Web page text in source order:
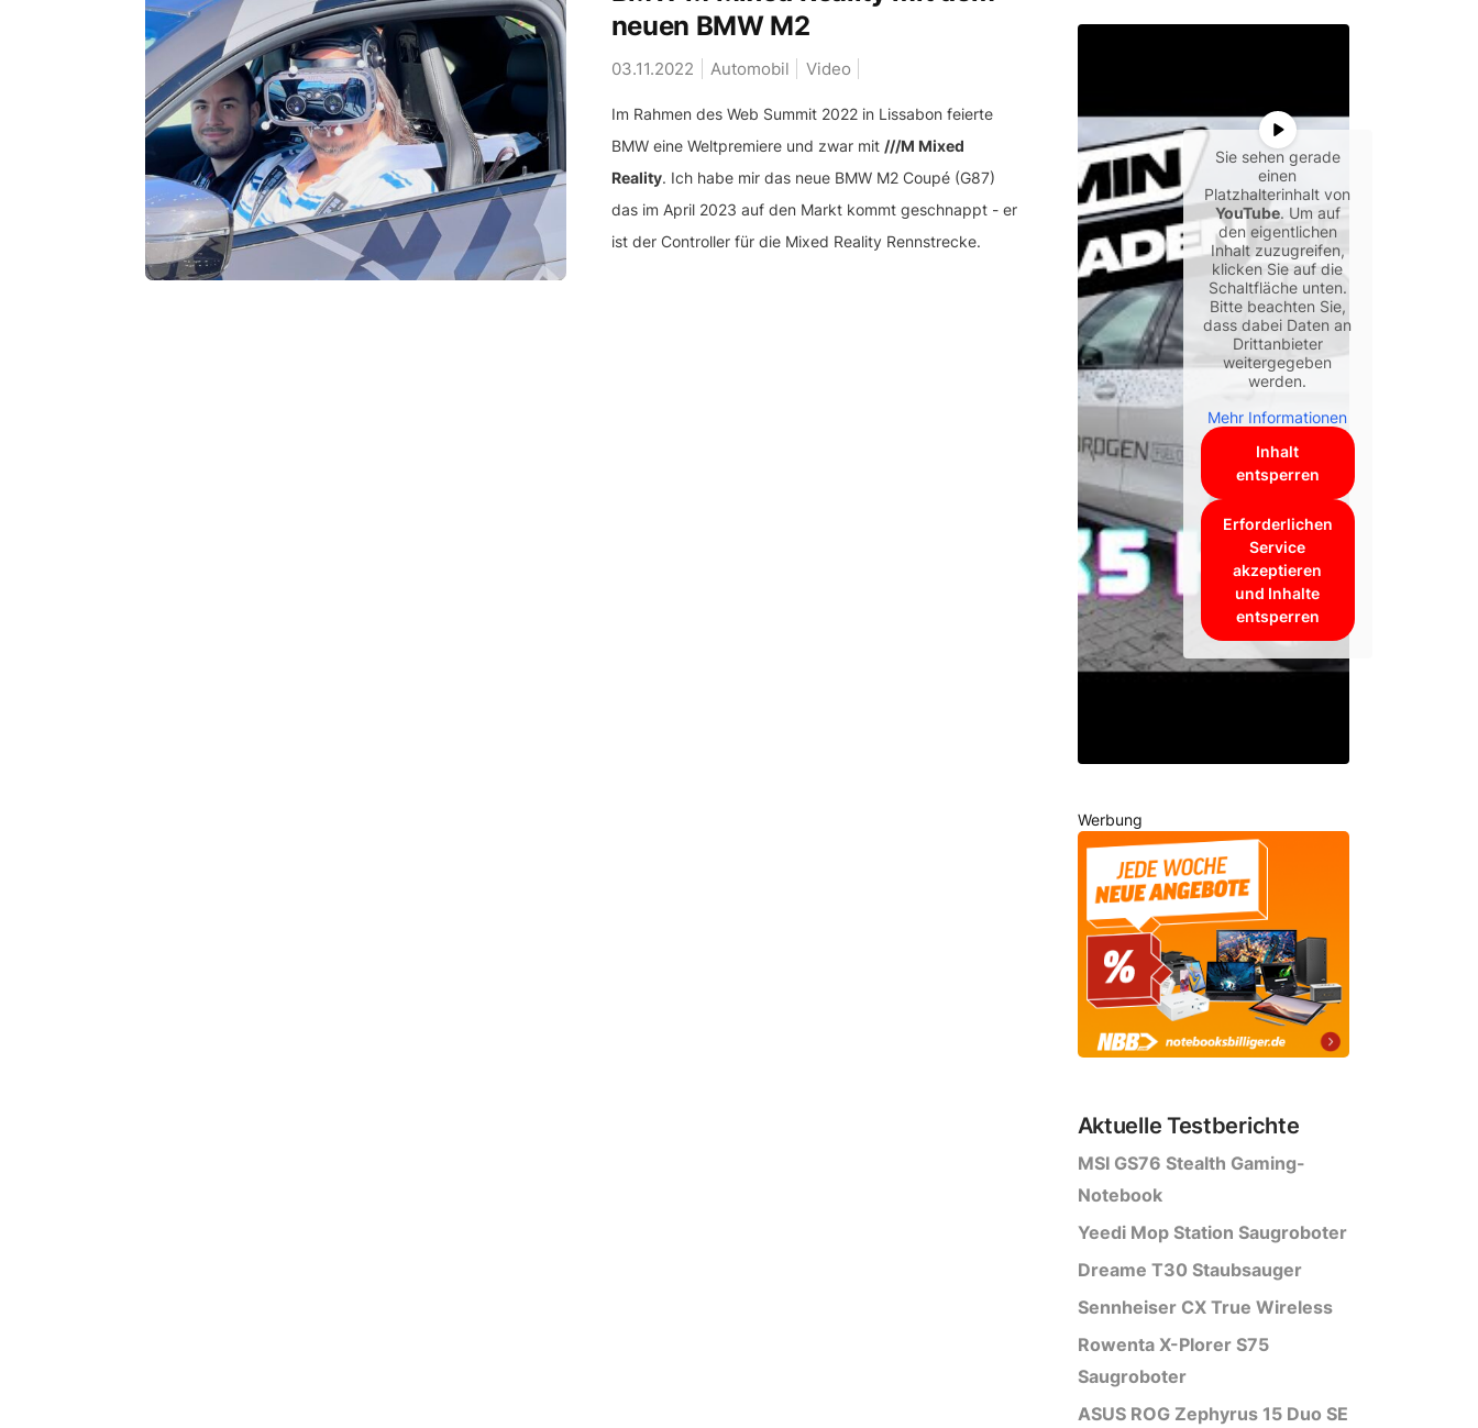
neuen BMW M2
03.11.2022 Automobil Video
Im Rahmen des Web Summit 2022 in Lissabon feierte
BMW eine Weltpremiere und zwar mit ///M Mixed
Reality. Ich habe mir das neue BMW M2 Coupé (G87)
das im April 2023 auf den Markt kommt geschnappt - er
ist der Controller für die Mixed Reality Rennstrecke.
Sie sehen gerade
einen
Platzhalterinhalt von
YouTube. Um auf
den eigentlichen
Inhalt zuzugreifen,
klicken Sie auf die
Schaltfläche unten.
Bitte beachten Sie,
dass dabei Daten an
Drittanbieter
weitergegeben
werden.
Mehr Informationen
Inhalt
entsperren
Erforderlichen
Service
akzeptieren
und Inhalte
entsperren
Werbung
Aktuelle Testberichte
MSI GS76 Stealth Gaming-
Notebook
Yeedi Mop Station Saugroboter
Dreame T30 Staubsauger
Sennheiser CX True Wireless
Rowenta X-Plorer S75
Saugroboter
ASUS ROG Zephyrus 15 Duo SE